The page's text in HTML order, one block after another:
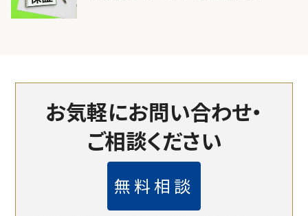
お気軽にお問い合わせ・
ご相談ください
無料相談